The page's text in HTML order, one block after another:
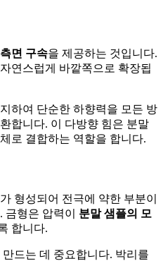
측면 구속을 제공하는 것입니다.
연스럽게 바깥쪽으로 확장됩
하여 단순한 하향력을 모든 방
합니다. 이 다방향 힘은 분말
로 결합하는 역할을 합니다.
형성되어 전극에 약한 부분이
금형은 압력이 분말 샘플의 모
합니다.
드는 데 중요합니다. 박리를